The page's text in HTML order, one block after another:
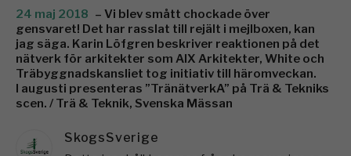
24 maj 2018 – Vi blev smått chockade över
gensvaret! Det har rasslat till rejält i mejlboxen, kan
jag säga. Karin Löfgren beskriver reaktionen på det
nätverk för arkitekter som AIX Arkitekter, White och
Träbyggnadskansliet tog initiativ till häromveckan.
I augusti presenteras ”TränätverkA” på Trä & Tekniks
scen. / Trä & Teknik, Svenska Mässan
SkogsSverige